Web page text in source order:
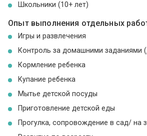
Школьники (10+ лет)
Опыт выполнения отдельных
Игры и развлечения
Контроль за домашними заданиями
Кормление ребенка
Купание ребенка
Мытье детской посуды
Приготовление детской еды
Прогулка, сопровождение в сад/ на